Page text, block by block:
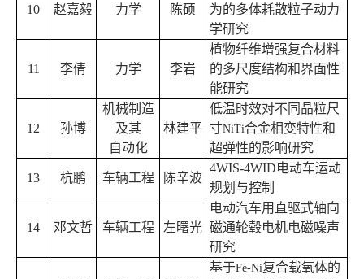
10 赵嘉毅 力学 陈硕
为的多体耗散粒子动力
学研究
11 李倩 力学 李岩
植物纤维增强复合材料
的多尺度结构和界面性
能研究
12 孙博
机械制造
及其
自动化
林建平
低温时效对不同晶粒尺
寸NiTi合金相变特性和
超弹性的影响研究
13 杭鹏 车辆工程 陈辛波
4WIS-4WID电动车运动
规划与控制
14 邓文哲 车辆工程 左曙光
电动汽车用直驱式轴向
磁通轮毂电机电磁噪声
研究
基于Fe-Ni复合载氧体的